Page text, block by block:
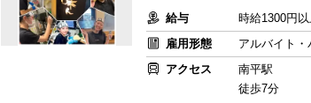
給与
時給1300円
雇用形態
アルバイト・
アクセス
南平駅
徒歩7分